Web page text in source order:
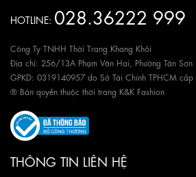
HOTLINE: 028.36222 999
Công Ty TNHH Thời Trang Khang Khôi
Địa chỉ: 256/13A Phạm Văn Hai, Phường Tân Sơn
GPKD: 0319140957 do Sở Tài Chính TPHCM
® Bản quyền thuộc thời trang K&K Fashion
THÔNG TIN LIÊN HỆ